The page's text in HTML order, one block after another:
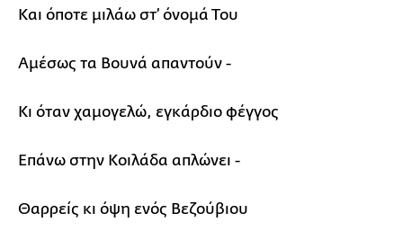
Και όποτε μιλάω στ’ όνομά Του
Αμέσως τα Βουνά απαντούν -
Κι όταν χαμογελώ, εγκάρδιο φέγγος
Επάνω στην Κοιλάδα απλώνει -
Θαρρείς κι όψη ενός Βεζούβιου